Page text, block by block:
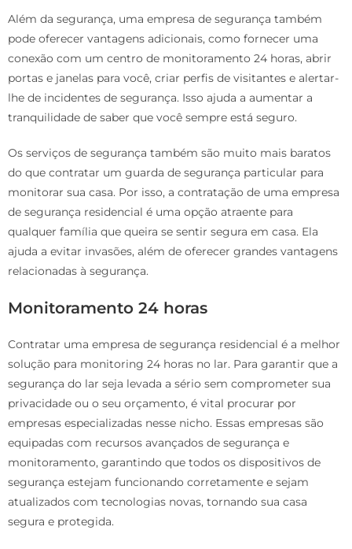
Além da segurança, uma empresa de segurança também
pode oferecer vantagens adicionais, como fornecer uma
conexão com um centro de monitoramento 24 horas, abrir
portas e janelas para você, criar perfis de visitantes e alertar-
lhe de incidentes de segurança. Isso ajuda a aumentar a
tranquilidade de saber que você sempre está seguro.
Os serviços de segurança também são muito mais baratos
do que contratar um guarda de segurança particular para
monitorar sua casa. Por isso, a contratação de uma empresa
de segurança residencial é uma opção atraente para
qualquer família que queira se sentir segura em casa. Ela
ajuda a evitar invasões, além de oferecer grandes vantagens
relacionadas à segurança.
Monitoramento 24 horas
Contratar uma empresa de segurança residencial é a melhor
solução para monitoring 24 horas no lar. Para garantir que a
segurança do lar seja levada a sério sem comprometer sua
privacidade ou o seu orçamento, é vital procurar por
empresas especializadas nesse nicho. Essas empresas são
equipadas com recursos avançados de segurança e
monitoramento, garantindo que todos os dispositivos de
segurança estejam funcionando corretamente e sejam
atualizados com tecnologias novas, tornando sua casa
segura e protegida.